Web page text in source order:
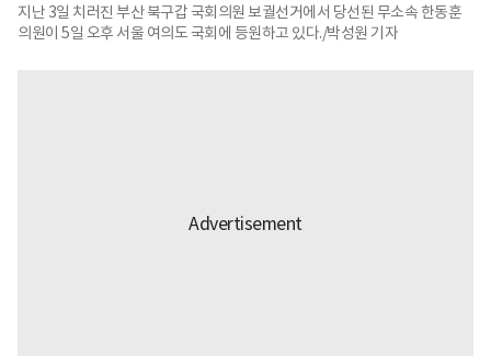
지난 3일 치러진 부산 북구갑 국회의원 보궐선거에서 당선된 무소속 한동훈
의원이 5일 오후 서울 여의도 국회에 등원하고 있다./박성원 기자